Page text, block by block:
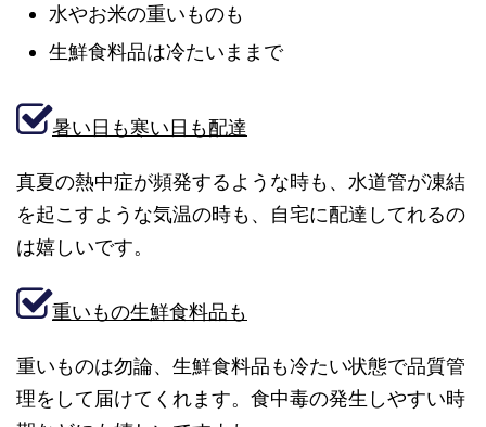
水やお米の重いものも
生鮮食料品は冷たいままで
暑い日も寒い日も配達
真夏の熱中症が頻発するような時も、水道管が凍結
を起こすような気温の時も、自宅に配達してれるの
は嬉しいです。
重いもの生鮮食料品も
重いものは勿論、生鮮食料品も冷たい状態で品質管
理をして届けてくれます。食中毒の発生しやすい時